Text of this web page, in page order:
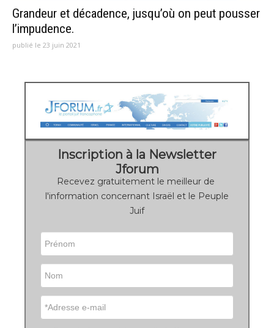
Grandeur et décadence, jusqu’où on peut pousser
l’impudence.
publié le 23 juin 2021
Inscription à la Newsletter
Jforum
Recevez gratuitement le meilleur de
l'information concernant Israël et le Peuple
Juif